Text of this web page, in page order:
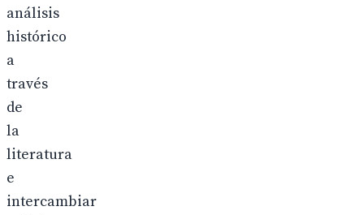
análisis
histórico
a
través
de
la
literatura
e
intercambiar